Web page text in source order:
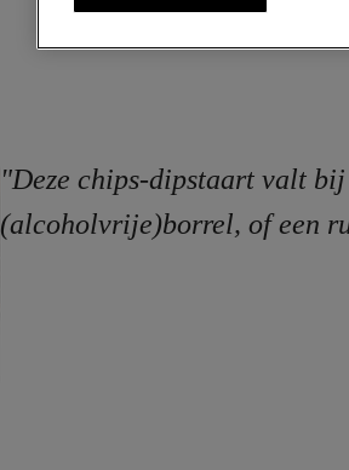
"Deze chips-dipstaart valt
(alcoholvrije)borrel, of een